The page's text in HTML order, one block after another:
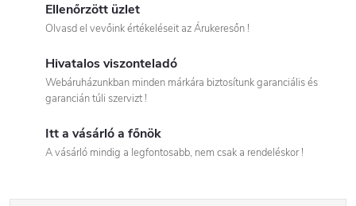
Ellenőrzött üzlet
Olvasd el vevőink értékeléseit az Árukeresőn !
Hivatalos viszonteladó
Webáruházunkban minden márkára biztosítunk garanciális és
garancián túli szervizt !
Itt a vásárló a főnök
A vásárló mindig a legfontosabb, nem csak a rendeléskor !